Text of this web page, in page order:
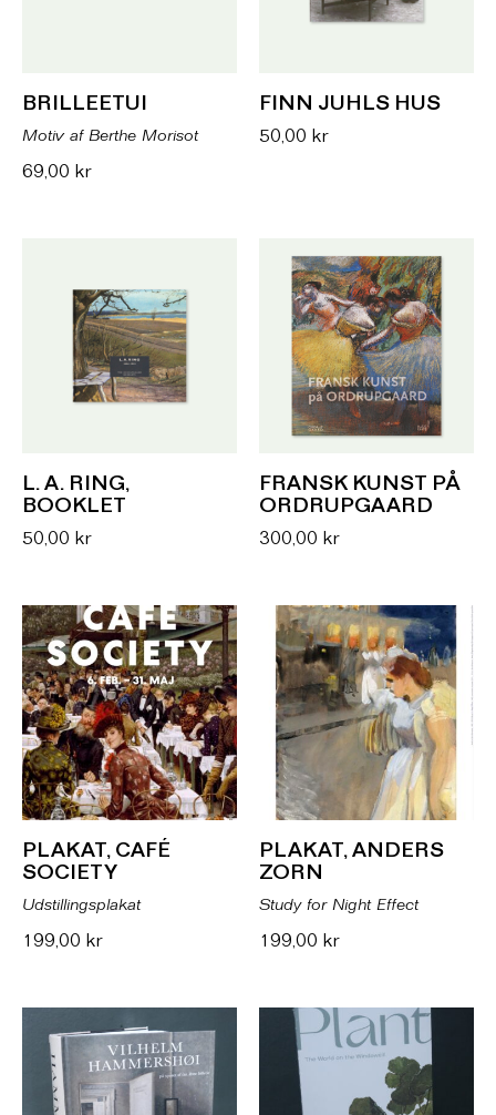
BRILLEETUI
Motiv af Berthe Morisot
69,00 kr
FINN JUHLS HUS
50,00 kr
L. A. RING,
BOOKLET
50,00 kr
FRANSK KUNST PÅ
ORDRUPGAARD
300,00 kr
PLAKAT, CAFÉ
SOCIETY
Udstillingsplakat
199,00 kr
PLAKAT, ANDERS
ZORN
Study for Night Effect
199,00 kr